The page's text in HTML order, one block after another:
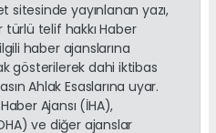
yayınlanan yazı,
telif hakkı Haber
haber ajanslarına
gösterilerek dahi iktibas
Ahlak Esaslarına uyar.
Ajansı (İHA),
ve diğer ajanslar